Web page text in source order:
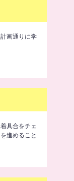
画通りに学
具合をチェ
進めること